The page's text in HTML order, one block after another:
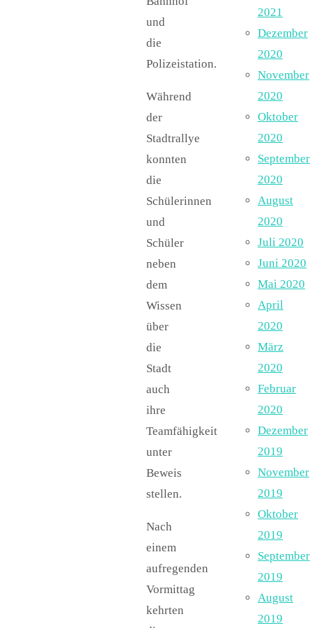
und
die
Polizeistation.
Während
der
Stadtrallye
konnten
die
Schülerinnen
und
Schüler
neben
dem
Wissen
über
die
Stadt
auch
ihre
Teamfähigkeit
unter
Beweis
stellen.
Nach
einem
aufregenden
Vormittag
kehrten
2021
Dezember
2020
November
2020
Oktober
2020
September
2020
August
2020
Juli 2020
Juni 2020
Mai 2020
April
2020
März
2020
Februar
2020
Dezember
2019
November
2019
Oktober
2019
September
2019
August
2019